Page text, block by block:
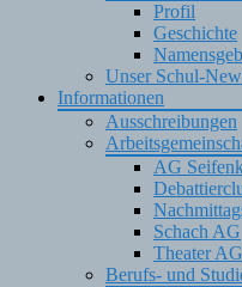
Profil
Geschichte
Unser Schul-
Informationen
Ausschreibungen
AG
Schach AG
Theater AG
Berufs- und